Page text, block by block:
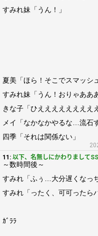
すみれ妹「うん！」
夏美「ほら！そこでスマッシ
すみれ妹「うん！おりゃああ
きな子「ひええええええええ
メイ「なかなかやるな…流石
四季「それは関係ない」
11: 以下、名無しにかわりまして
～数時間後～
すみれ「ふぅ…大分遅くなっ
すみれ「ったく、可可ったら
ｶﾞﾗﾗ